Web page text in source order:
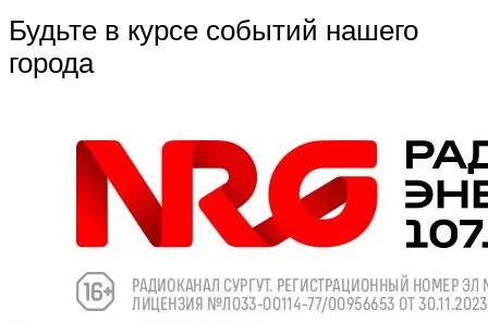
Будьте в курсе событий нашего
города